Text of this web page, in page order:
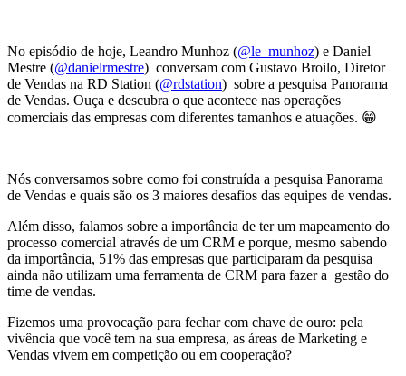
No episódio de hoje, Leandro Munhoz (@le_munhoz) e Daniel
Mestre (@danielrmestre) conversam com Gustavo Broilo, Diretor
de Vendas na RD Station (@rdstation) sobre a pesquisa Panorama
de Vendas. Ouça e descubra o que acontece nas operações
comerciais das empresas com diferentes tamanhos e atuações. 😁
Nós conversamos sobre como foi construída a pesquisa Panorama
de Vendas e quais são os 3 maiores desafios das equipes de vendas.
Além disso, falamos sobre a importância de ter um mapeamento do
processo comercial através de um CRM e porque, mesmo sabendo
da importância, 51% das empresas que participaram da pesquisa
ainda não utilizam uma ferramenta de CRM para fazer a gestão do
time de vendas.
Fizemos uma provocação para fechar com chave de ouro: pela
vivência que você tem na sua empresa, as áreas de Marketing e
Vendas vivem em competição ou em cooperação?